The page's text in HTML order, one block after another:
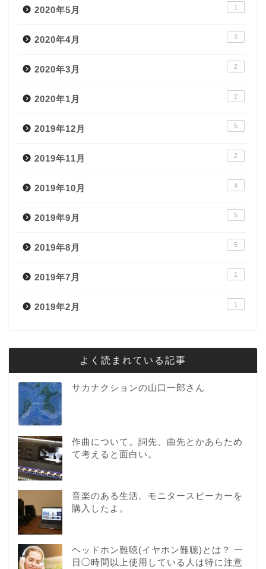
2020年5月 1
2020年4月 2
2020年3月 2
2020年1月 2
2019年12月 5
2019年11月 2
2019年10月 4
2019年9月 5
2019年8月 5
2019年7月 1
2019年2月 1
よく読まれている記事
サカナクションの山口一郎さん
作曲について。詞先、曲先とかあらため
て考えると面白い。
音楽のある生活。モニタースピーカーを
購入したよ。
ヘッドホン難聴(イヤホン難聴)とは？ 一
日◯時間以上使用している人は特に注意